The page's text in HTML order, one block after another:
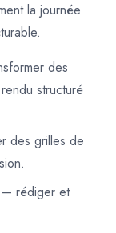
la journée
des
structuré
des grilles de
— rédiger et